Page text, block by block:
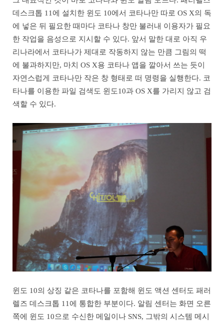
데스크톱 11에 설치한 윈도 10에서 코타나만 따로 OS X의 독
에 넣은 뒤 필요한 때마다 코타나 창만 불러내 이용자가 필요
한 작업을 음성으로 지시할 수 있다. 앞서 말한 대로 아직 우
리나라에서 코타나가 제대로 작동하지 않는 만큼 그림의 떡
에 불과하지만, 마치 OS X용 코타나 앱을 깔아서 쓰는 듯이
자연스럽게 코타나만 작은 창 형태로 떠 명령을 실행한다. 코
타나를 이용한 파일 검색도 윈도10과 OS X를 가리지 않고 검
색할 수 있다.
윈도 10의 상징 같은 코타나를 포함해 윈도 액션 센터도 패러
렐즈 데스크톱 11에 통합한 부분이다. 알림 센터는 화면 오른
쪽에 윈도 10으로 수신한 메일이나 SNS, 그밖의 시스템 메시